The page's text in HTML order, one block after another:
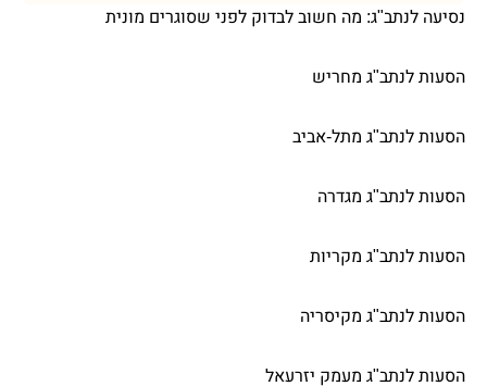
נסיעה לנתב"ג: מה חשוב לבדוק לפני שסוגרים מונית
הסעות לנתב"ג מחריש
הסעות לנתב"ג מתל-אביב
הסעות לנתב"ג מגדרה
הסעות לנתב"ג מקריות
הסעות לנתב"ג מקיסריה
הסעות לנתב"ג מעמק יזרעאל